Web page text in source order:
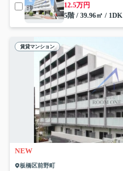
12.5万円
5階 / 39.96㎡ / 1DK
賃貸マンション
NEW
板橋区前野町